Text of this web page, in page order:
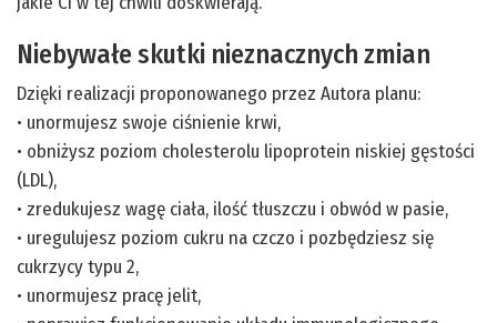
Niebywałe skutki nieznacznych zmian
Dzięki realizacji proponowanego przez Autora planu:
• unormujesz swoje ciśnienie krwi,
• obniżysz poziom cholesterolu lipoprotein niskiej gęstości
(LDL),
• zredukujesz wagę ciała, ilość tłuszczu i obwód w pasie,
• uregulujesz poziom cukru na czczo i pozbędziesz się
cukrzycy typu 2,
• unormujesz pracę jelit,